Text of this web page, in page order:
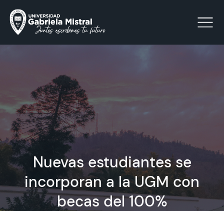
La Universidad
Facultades y Escuelas
Vinculación con el Medio
Investigación
Nuevas estudiantes se
incorporan a la UGM con
becas del 100%